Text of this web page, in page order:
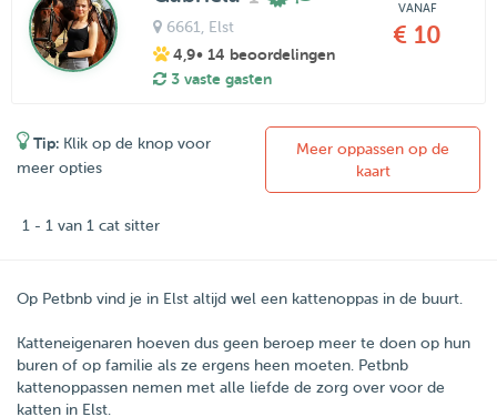
6661 , Elst
4,9• 14 beoordelingen
3 vaste gasten
VANAF
€ 10
Tip: Klik op de knop voor
meer opties
Meer oppassen op de
kaart
1 - 1 van 1 cat sitter
Op Petbnb vind je in Elst altijd wel een kattenoppas in de buurt.
Katteneigenaren hoeven dus geen beroep meer te doen op hun
buren of op familie als ze ergens heen moeten. Petbnb
kattenoppassen nemen met alle liefde de zorg over voor de
katten in Elst